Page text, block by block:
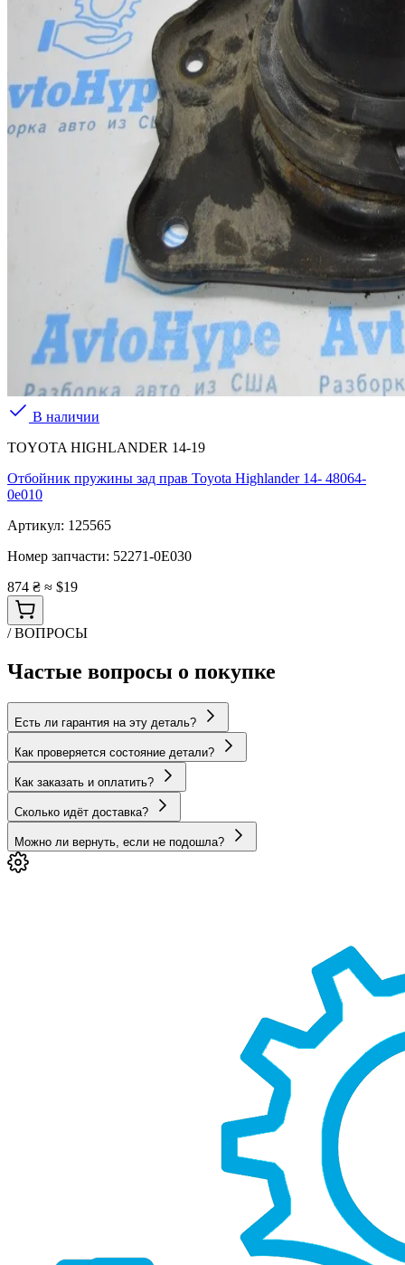
В наличии
TOYOTA HIGHLANDER 14-19
Отбойник пружины зад прав Toyota Highlander 14- 48064-
0e010
Артикул: 125565
Номер запчасти: 52271-0E030
874 ₴ ≈ $19
/ ВОПРОСЫ
Частые вопросы о покупке
Есть ли гарантия на эту деталь?
Как проверяется состояние детали?
Как заказать и оплатить?
Сколько идёт доставка?
Можно ли вернуть, если не подошла?